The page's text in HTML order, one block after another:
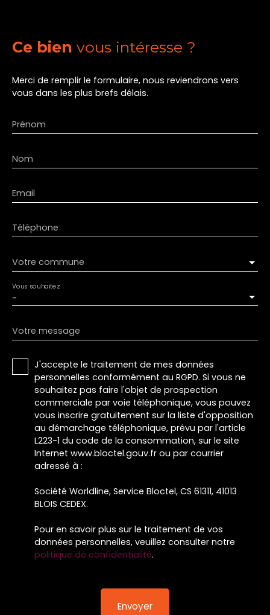
Ce bien vous intéresse ?
Merci de remplir le formulaire, nous reviendrons vers
vous dans les plus brefs délais.
Prénom
Nom
Email
Téléphone
Votre commune
-
Vous souhaitez
Votre message
J'accepte le traitement de mes données
personnelles conformément au RGPD. Si vous ne
souhaitez pas faire l'objet de prospection
commerciale par voie téléphonique, vous pouvez
vous inscrire gratuitement sur la liste d'opposition
au démarchage téléphonique, prévu par l'article
L223-1 du code de la consommation, sur le site
Internet www.bloctel.gouv.fr ou par courrier
adressé à :
Société Worldline, Service Bloctel, CS 61311, 41013
BLOIS CEDEX.
Pour en savoir plus sur le traitement de vos
données personnelles, veuillez consulter notre
politique de confidentialité.
Envoyer